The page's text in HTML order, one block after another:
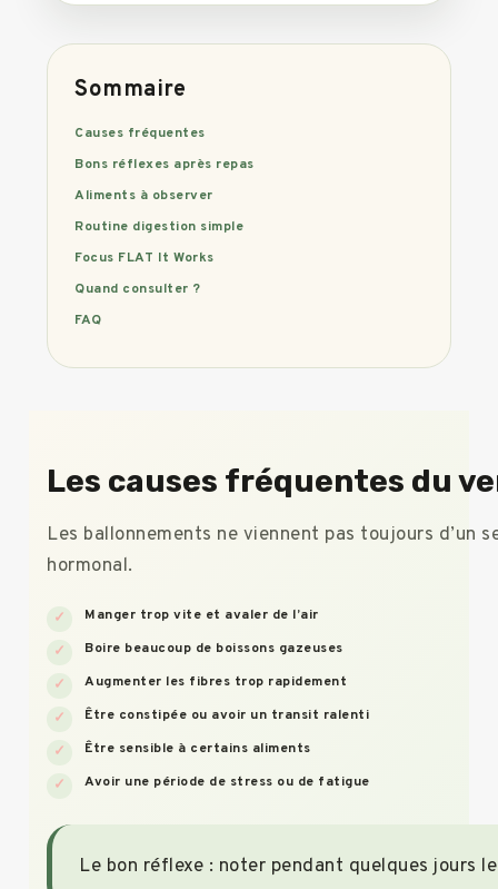
Sommaire
Causes fréquentes
Bons réflexes après repas
Aliments à observer
Routine digestion simple
Focus FLAT It Works
Quand consulter ?
FAQ
Les causes fréquentes du
Les ballonnements ne viennent pas toujours
hormonal.
Manger trop vite et avaler de l’air
Boire beaucoup de boissons gazeuses
Augmenter les fibres trop rapidement
Être constipée ou avoir un transit ralenti
Être sensible à certains aliments
Avoir une période de stress ou de fatigue
Le bon réflexe : noter pendant quelques jours